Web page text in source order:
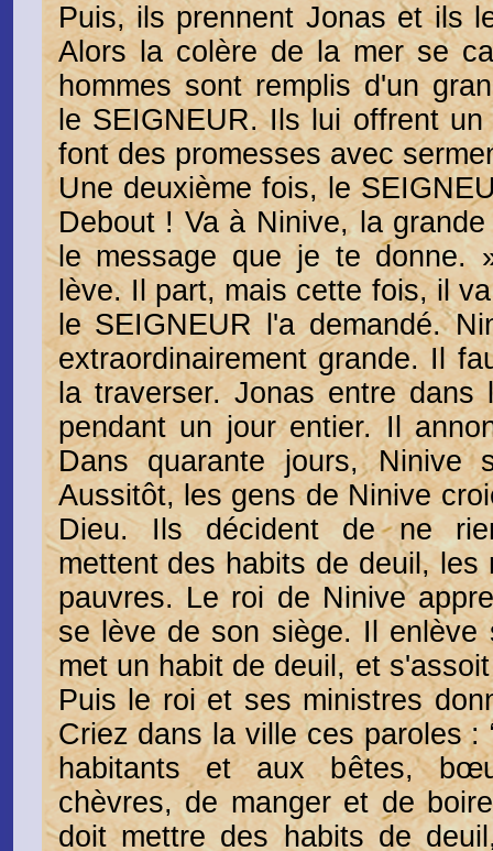
Puis, ils prennent Jonas et ils
Alors la colère de la mer se
hommes sont remplis d'un
le SEIGNEUR. Ils lui offrent
font des promesses avec
Une deuxième fois, le
Debout ! Va à Ninive, la
le message que je te donne.
lève. Il part, mais cette fois, il
le SEIGNEUR l'a demandé.
extraordinairement grande. Il
la traverser. Jonas entre dans
pendant un jour entier. Il
Dans quarante jours, Ninive
Aussitôt, les gens de Ninive
Dieu. Ils décident de ne
mettent des habits de deuil, les
pauvres. Le roi de Ninive
se lève de son siège. Il enlève
met un habit de deuil, et
Puis le roi et ses ministres
Criez dans la ville ces paroles :
habitants et aux bêtes,
chèvres, de manger et de
doit mettre des habits de